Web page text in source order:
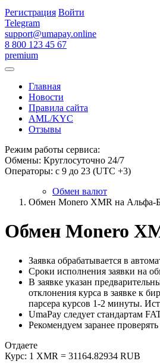
Регистрация Войти
Telegram
support@umapay.online
8 800 123 45 67
premium
Главная
Новости
Правила сайта
AML/KYC
Отзывы
Режим работы сервиса:
Обмены: Круглосуточно 24/7
Операторы: с 9 до 23 (UTC +3)
Обмен валют
Обмен Monero XMR на Альфа-
Обмен Monero
Заявка обрабатывается в
Сроки исполнения заявки на
В заявке указан
отклонения курса в заявке к
парсера курсов 1-2 минуты.
UmaPay следует стандартам
Рекомендуем заранее
Отдаете
Курс: 1 XMR = 31164.82934 RUB